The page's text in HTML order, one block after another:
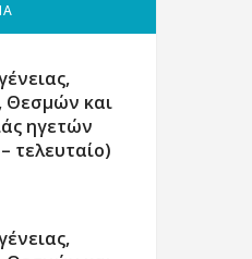
Θεσμών και
ηγετών
τελευταίο)